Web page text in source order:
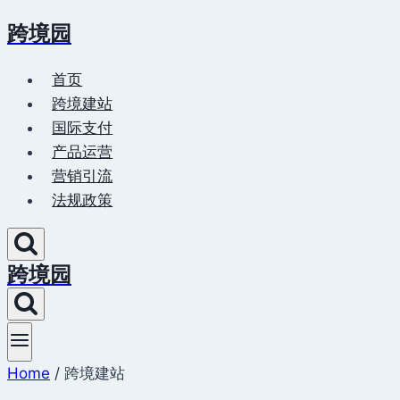
Skip
content
跨境园
首页
跨境建站
国际支付
产品运营
营销引流
法规政策
跨境园
Home / 跨境建站